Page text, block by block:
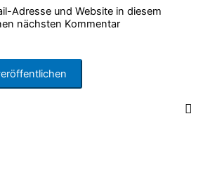
Adresse und Website in diesem
nächsten Kommentar